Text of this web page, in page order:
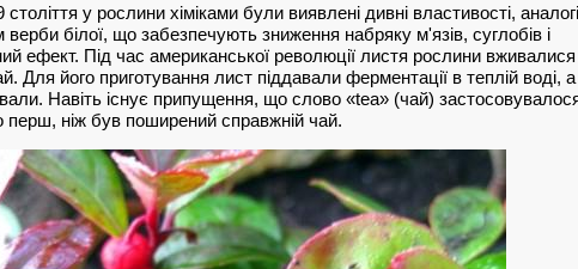
у рослини хіміками були виявлені дивні властивості,
верби білої, що забезпечують зниження набряку м'язів, суглобів і
ефект. Під час американської революції листя рослини
Для його приготування лист піддавали ферментації в теплій воді, а
Навіть існує припущення, що слово «tea» (чай)
перш, ніж був поширений справжній чай.